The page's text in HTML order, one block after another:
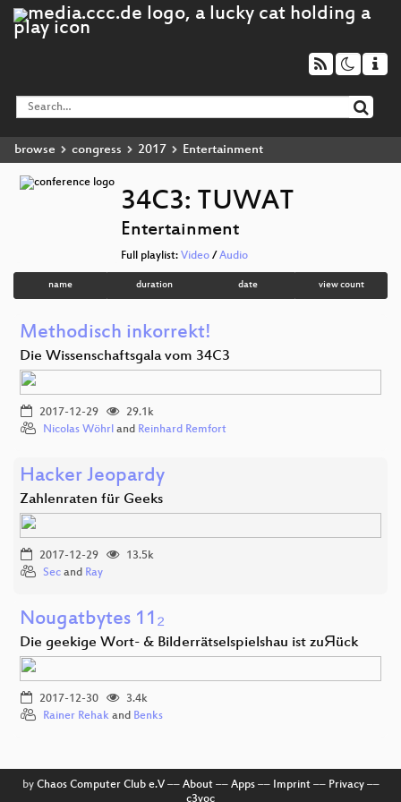
browse congress 2017 Entertainment
34C3: TUWAT
Entertainment
Full playlist: Video / Audio
name duration date view count
Methodisch inkorrekt!
Die Wissenschaftsgala vom 34C3
2017-12-29
29.1k
Nicolas Wöhrl and Reinhard Remfort
Hacker Jeopardy
Zahlenraten für Geeks
2017-12-29
13.5k
Sec and Ray
Nougatbytes 11₂
Die geekige Wort- & Bilderrätselspielshau ist zuЯück
2017-12-30
3.4k
Rainer Rehak and Benks
by Chaos Computer Club e.V–– About–– Apps–– Imprint–– Privacy––